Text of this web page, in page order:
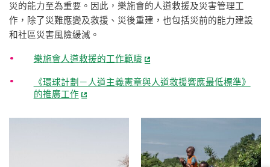
災的能力至為重要。因此，樂施會的人道救援及災害管理工
作，除了災難應變及救援、災後重建，也包括災前的能力建設
和社區災害風險緩減。
樂施會人道救援的工作範疇
《環球計劃－人道主義憲章與人道救援響應最低標準》
的推廣工作